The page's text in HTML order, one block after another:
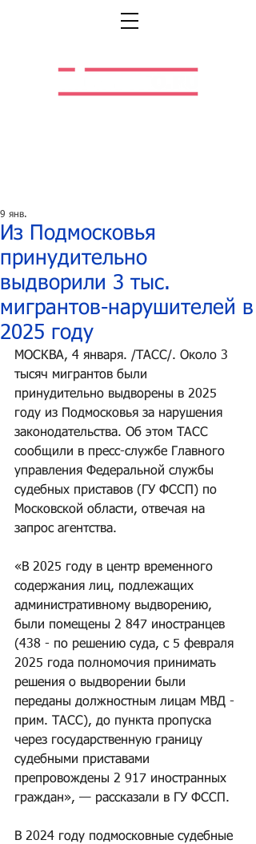
Из Подмосковья
принудительно
выдворили 3 тыс.
мигрантов-нарушителей в
2025 году
9 янв.
МОСКВА, 4 января. /ТАСС/. Около 3
тысяч мигрантов были
принудительно выдворены в 2025
году из Подмосковья за нарушения
законодательства. Об этом ТАСС
сообщили в пресс-службе Главного
управления Федеральной службы
судебных приставов (ГУ ФССП) по
Московской области, отвечая на
запрос агентства.
«В 2025 году в центр временного
содержания лиц, подлежащих
административному выдворению,
были помещены 2 847 иностранцев
(438 - по решению суда, с 5 февраля
2025 года полномочия принимать
решения о выдворении были
переданы должностным лицам МВД -
прим. ТАСС), до пункта пропуска
через государственную границу
судебными приставами
препровождены 2 917 иностранных
граждан», — рассказали в ГУ ФССП.
В 2024 году подмосковные судебные